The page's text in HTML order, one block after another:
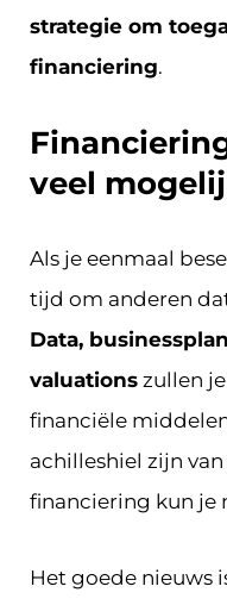
strategie om
financiering.
veel
Als je eenmaal
tijd om anderen
Data,
valuations zullen
financiële
achilleshiel zijn
financiering kun je
Het goede nieuws